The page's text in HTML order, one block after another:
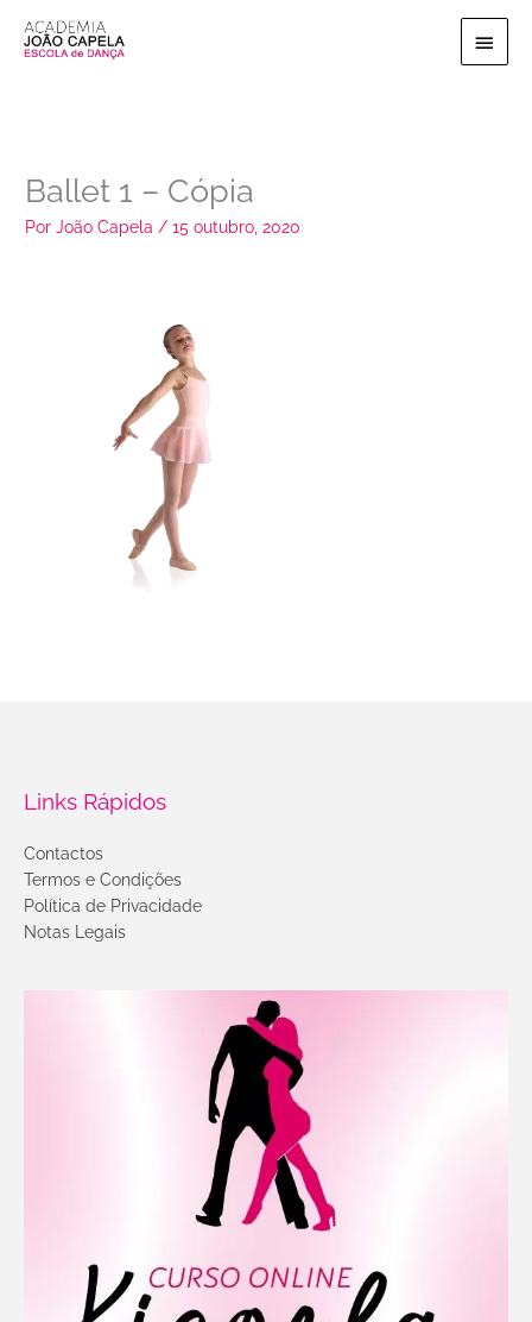
para
Menu
Ballet 1 – Cópia
PorJoão Capela /15 outubro, 2020
Links Rápidos
Contactos
Termos e Condições
Política de Privacidade
Notas Legais